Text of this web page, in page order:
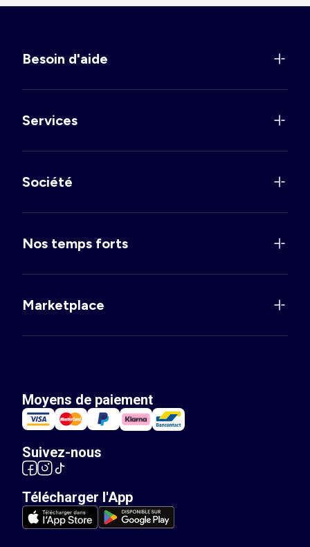
Besoin d'aide
Services
Société
Nos temps forts
Marketplace
Moyens de paiement
Suivez-nous
Télécharger l'App